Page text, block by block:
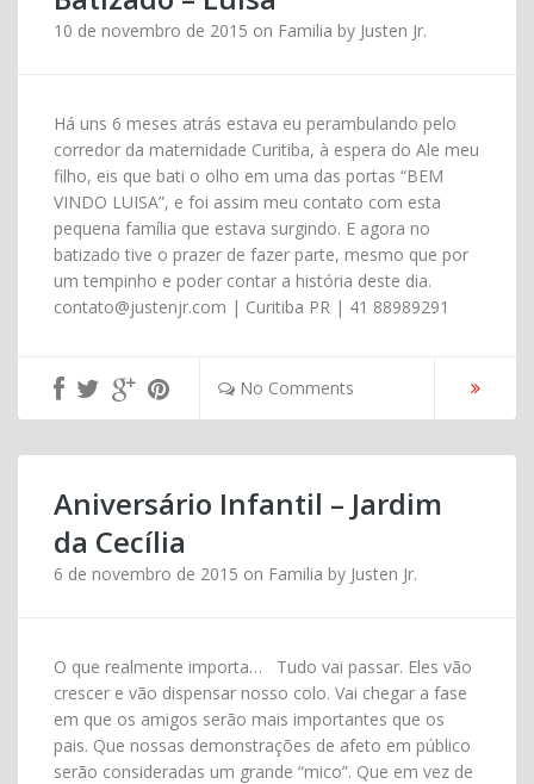
10 de novembro de 2015 on Familia by Justen Jr.
Há uns 6 meses atrás estava eu perambulando pelo
corredor da maternidade Curitiba, à espera do Ale meu
filho, eis que bati o olho em uma das portas “BEM
VINDO LUISA”, e foi assim meu contato com esta
pequena família que estava surgindo. E agora no
batizado tive o prazer de fazer parte, mesmo que por
um tempinho e poder contar a história deste dia.
contato@justenjr.com | Curitiba PR | 41 88989291
No Comments
Aniversário Infantil – Jardim
da Cecília
6 de novembro de 2015 on Familia by Justen Jr.
O que realmente importa… Tudo vai passar. Eles vão
crescer e vão dispensar nosso colo. Vai chegar a fase
em que os amigos serão mais importantes que os
pais. Que nossas demonstrações de afeto em público
serão consideradas um grande “mico”. Que em vez de